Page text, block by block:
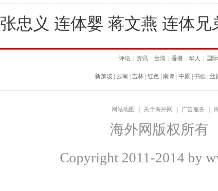
张忠义 连体婴 蒋文燕 连体
评论 资讯 台湾 香港 华人 国际
新加坡 云南 吉林 红色 南粤 中原 书画 丝
网站地图 关于海外网 广告服务
海外网版权所有
Copyright 2011-2014 by